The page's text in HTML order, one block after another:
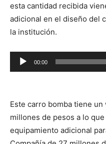
esta cantidad recibida
adicional en el diseño del
la institución.
Reproductor
de
00:00
Este carro bomba tiene
millones de pesos a lo
equipamiento adicional